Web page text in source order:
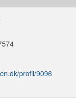
profil/9096